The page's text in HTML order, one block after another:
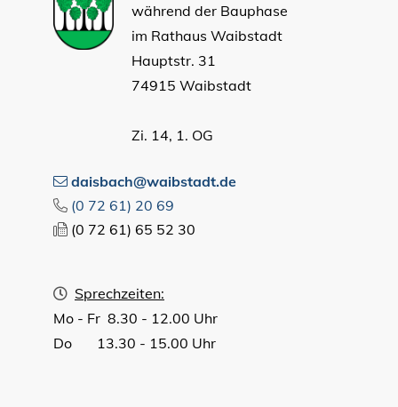
während der Bauphase
im Rathaus Waibstadt
Hauptstr. 31
74915 Waibstadt
Zi. 14, 1. OG
daisbach@waibstadt.de
(0 72 61) 20 69
(0 72 61) 65 52 30
Sprechzeiten:
Mo - Fr 8.30 - 12.00 Uhr
Do 13.30 - 15.00 Uhr